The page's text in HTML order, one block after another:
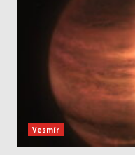
Vesmír